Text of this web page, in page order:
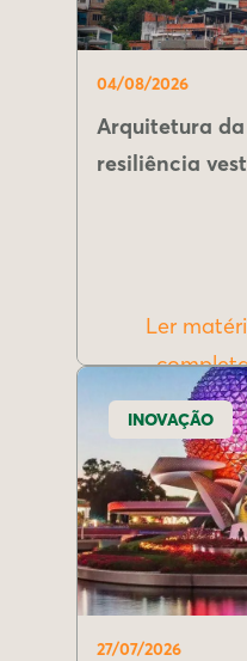
04/08/2026
Arquitetura
resiliência
Ler
INOVAÇÃO
27/07/2026